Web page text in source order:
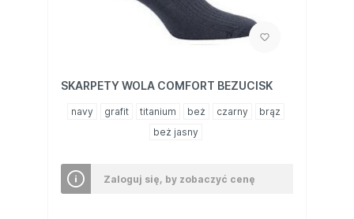
SKARPETY WOLA COMFORT BEZUCISK
navy grafit titanium beż czarny
brąz
beż jasny
Zaloguj się, by zobaczyć cenę